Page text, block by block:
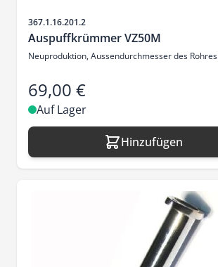
Artikelnr.
367.1.16.201.2
Auspuffkrümmer VZ50M
Neuproduktion, Aussendurchmesser des
69,00 €
Auf Lager
Hinzufügen